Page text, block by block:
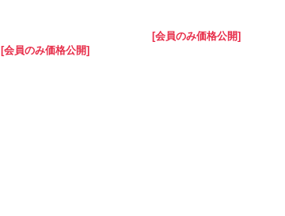
[会員のみ価格公開]
[会員のみ価格公開]